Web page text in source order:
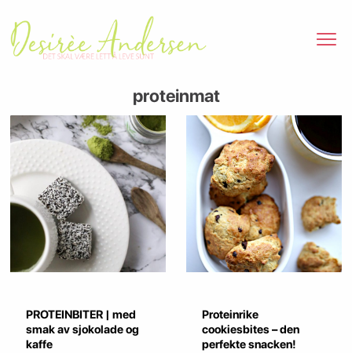
proteinmat
PROTEINBITER | med
smak av sjokolade og
kaffe
Proteinrike
cookiesbites – den
perfekte snacken!